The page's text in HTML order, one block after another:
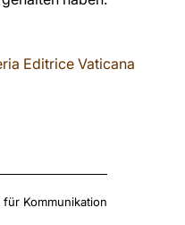
Editrice Vaticana
Kommunikation